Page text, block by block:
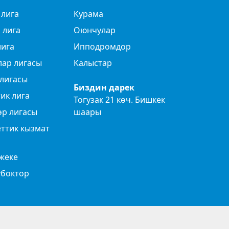
лигасы
лига
лигасы
кызмат
Курама
Оюнчулар
Ипподромдор
Калыстар
Биздин дарек
Тогузак 21 көч. Бишкек
шаары